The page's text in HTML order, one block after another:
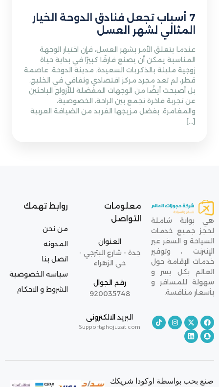
7 أسباب تجعل فنادق الدوحة الخيار
المثالي لشهر العسل
عندما يتعلق الأمر بشهر العسل، فإن اختيار الوجهة
المناسبة يمكن أن يصنع فارقًا كبيرًا في بداية حياة
زوجية مليئة بالذكريات السعيدة. مدينة الدوحة، عاصمة
قطر، لم تعد مجرد مركز اقتصادي وثقافي في الخليج،
بل أصبحت أيضًا من الوجهات المفضلة للأزواج الباحثين
عن تجربة فاخرة تجمع بين الراحة، الخصوصية،
والمغامرة. بفضل مزيجها الفريد من الضيافة العربية
[…]
هي بوابة شاملة
لحجز جميع خدمات
السياحة و السفر عبر
الإنترنت ، وتوفير
خدمات الإقامة حول
العالم بكل يسر و
سهولة للمسافر و
بأسعار منافسة.
معلومات
التواصل
العنوان
جدة - شارع البترجي -
حي الزهراء
رقم الجوال
920035748
البريد الالكترونى
Support@hojuzat.com
روابط تهمك
من نحن
المدونه
اتصل بنا
سياسه الخصوصية
الشروط و الاحكام
صنع بحب بواسطة اوكودا شريكك